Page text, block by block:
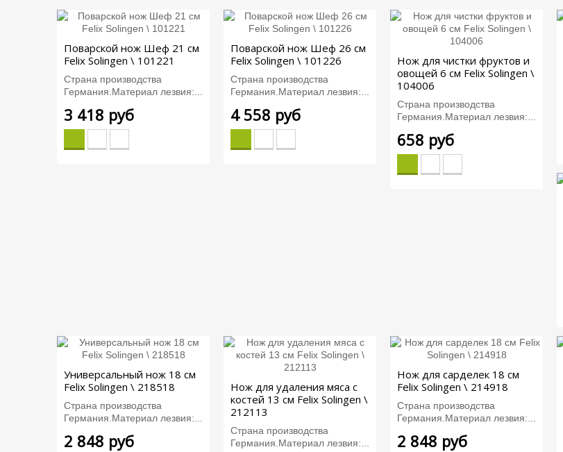
Поварской нож Шеф 21 см
Felix Solingen \ 101221
Страна производства
Германия.Материал лезвия:...
3 418 руб
Поварской нож Шеф 26 см
Felix Solingen \ 101226
Страна производства
Германия.Материал лезвия:...
4 558 руб
Нож для чистки фруктов и
овощей 6 см Felix Solingen \
104006
Страна производства
Германия.Материал лезвия:...
658 руб
Универсальный нож 18 см
Felix Solingen \ 218518
Страна производства
Германия.Материал лезвия:...
2 848 руб
Нож для удаления мяса с
костей 13 см Felix Solingen \
212113
Страна производства
Германия.Материал лезвия:...
Нож для сарделек 18 см
Felix Solingen \ 214918
Страна производства
Германия.Материал лезвия:...
2 848 руб